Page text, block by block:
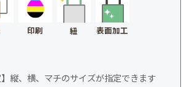
印刷 紐 表面加工
】縦、横、マチのサイズが指定できます